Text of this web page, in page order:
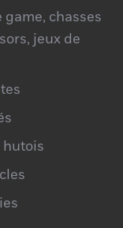
game, chasses
jeux de
hutois